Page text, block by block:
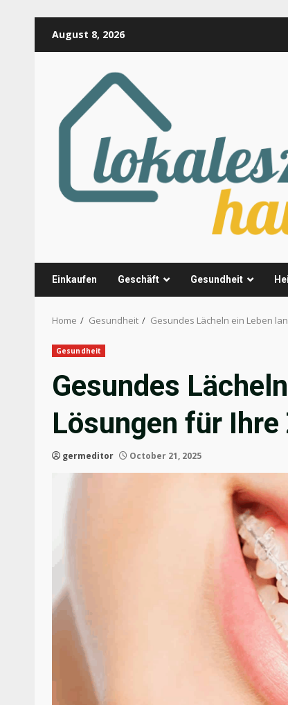
August 8, 2026
Einkaufen Geschäft Gesundheit
Home Gesundheit Gesundes Lächeln ein Leben
Gesundheit
Gesundes
Lösungen für
germeditor October 21, 2025